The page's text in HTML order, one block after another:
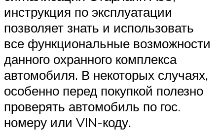
инструкция по эксплуатации
позволяет знать и использовать
все функциональные возможности
данного охранного комплекса
автомобиля. В некоторых случаях,
особенно перед покупкой полезно
проверять автомобиль по гос.
номеру или VIN-коду.